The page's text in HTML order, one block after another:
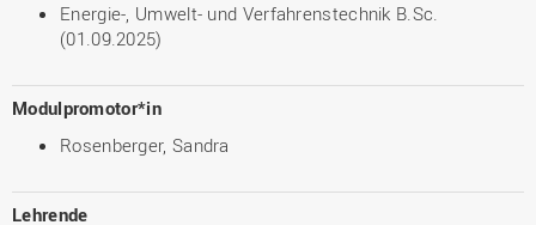
Energie-, Umwelt- und Verfahrenstechnik B.Sc.
(01.09.2025)
Modulpromotor*in
Rosenberger, Sandra
Lehrende